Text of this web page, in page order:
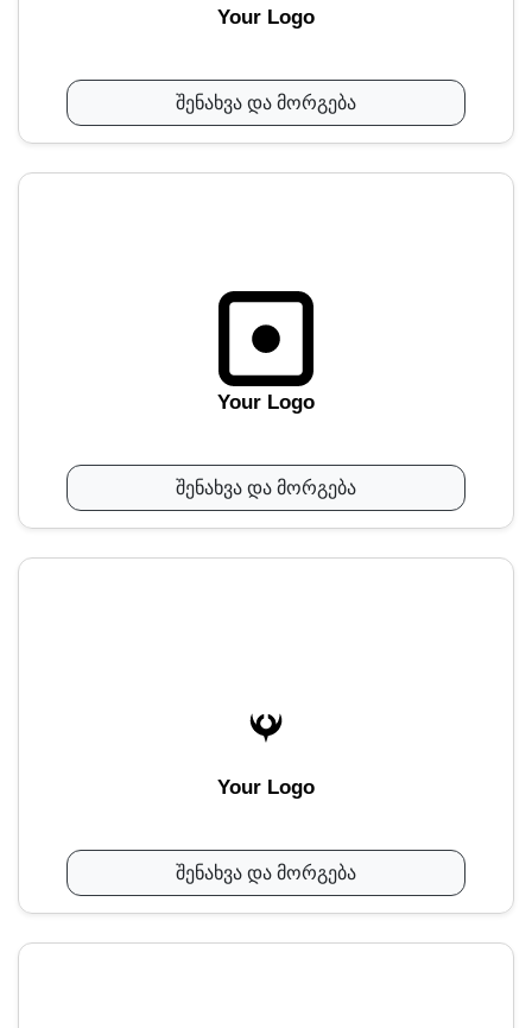
Your Logo
შენახვა და მორგება
Your Logo
შენახვა და მორგება
Your Logo
შენახვა და მორგება